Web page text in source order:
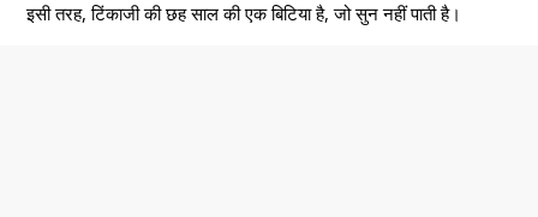
इसी तरह, टिंकाजी की छह साल की एक बिटिया है, जो सुन नहीं पाती है।